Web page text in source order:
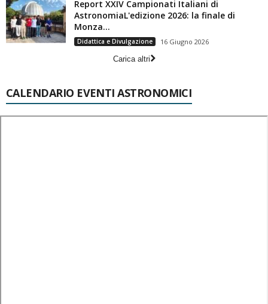
Report XXIV Campionati Italiani di
AstronomiaL'edizione 2026: la finale di
Monza...
Didattica e Divulgazione
16 Giugno 2026
Carica altri
CALENDARIO EVENTI ASTRONOMICI